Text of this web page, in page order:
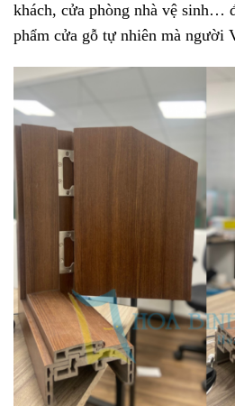
khách, cửa phòng nhà vệ sinh…
phẩm cửa gỗ tự nhiên mà người